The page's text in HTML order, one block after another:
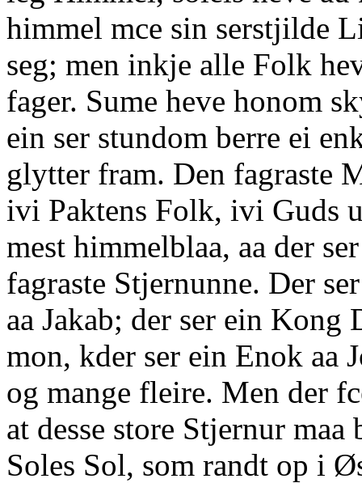
himmel mce sin serstjilde
seg; men inkje alle Folk
fager. Sume heve honom
ein ser stundom berre ei
glytter fram. Den fagraste
ivi Paktens Folk, ivi Guds
mest himmelblaa, aa der
fagraste Stjernunne. Der
aa Jakab; der ser ein Kong
mon, kder ser ein Enok aa
og mange fleire. Men der
at desse store Stjernur
Soles Sol, som randt op i